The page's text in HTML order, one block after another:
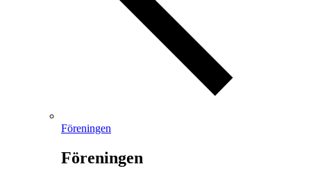
Föreningen
Föreningen